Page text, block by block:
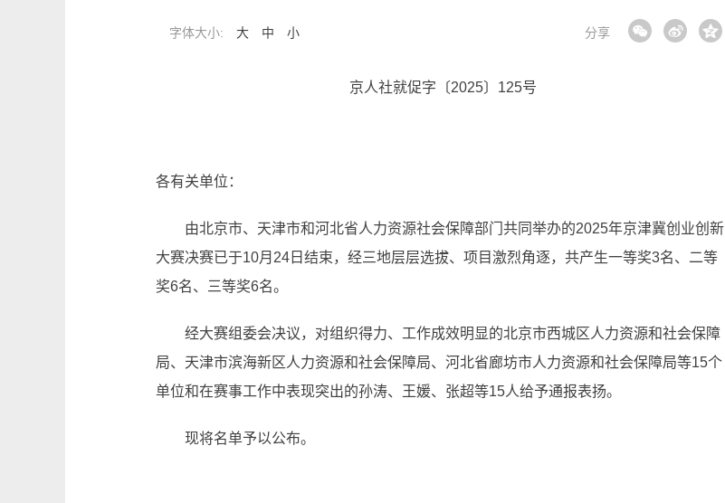
字体大小: 大 中 小 分享
京人社就促字〔2025〕125号
各有关单位：
由北京市、天津市和河北省人力资源社会保障部门共同举办的2025年京津冀创业创新
大赛决赛已于10月24日结束，经三地层层选拔、项目激烈角逐，共产生一等奖3名、二等
奖6名、三等奖6名。
经大赛组委会决议，对组织得力、工作成效明显的北京市西城区人力资源和社会保障
局、天津市滨海新区人力资源和社会保障局、河北省廊坊市人力资源和社会保障局等15个
单位和在赛事工作中表现突出的孙涛、王媛、张超等15人给予通报表扬。
现将名单予以公布。